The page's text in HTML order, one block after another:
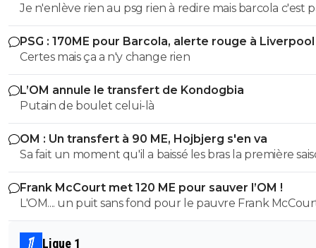
Je n'enlève rien au psg rien à redire mais barcola c'est
plus de 80-100 hors bonus faut arrêter c'est pas kvara
Mbappé Dembelé haaland
PSG : 170ME pour Barcola, alerte rouge à Liverpool
Certes mais ça a n'y change rien
L’OM annule le transfert de Kondogbia
Putain de boulet celui-là
OM : Un transfert à 90 ME, Hojbjerg s'en va
Sa fait un moment qu'il a baissé les bras la première
etait top mais depuis quelques match etait en dessus.
et bon vent a lui pour le reste de sa carrière ...
Frank McCourt met 120 ME pour sauver l’OM !
L'OM.... un puit sans fond pour le pauvre Frank
Ligue 1